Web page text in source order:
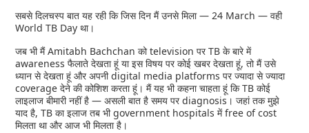
सबसे दिलचस्प बात यह रही कि जिस दिन मैं उनसे मिला — 24 March — वही
World TB Day था।
जब भी मैं Amitabh Bachchan को television पर TB के बारे में
awareness फैलाते देखता हूं या इस विषय पर कोई खबर देखता हूं, तो मैं उसे
ध्यान से देखता हूं और अपनी digital media platforms पर ज्यादा से ज्यादा
coverage देने की कोशिश करता हूं। मैं यह भी कहना चाहता हूं कि TB कोई
लाइलाज बीमारी नहीं है — असली बात है समय पर diagnosis। जहां तक मुझे
याद है, TB का इलाज तब भी government hospitals में free of cost
मिलता था और आज भी मिलता है।